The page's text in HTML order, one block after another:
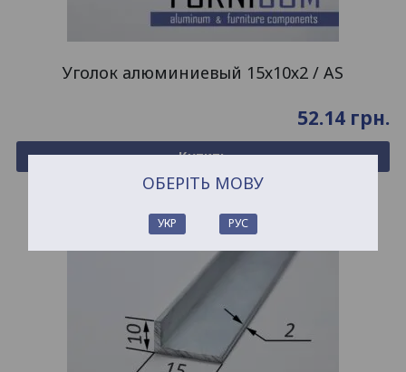
Уголок алюминиевый 15х10х2 / AS
52.14 грн.
Купить
ОБЕРІТЬ МОВУ
УКР РУС